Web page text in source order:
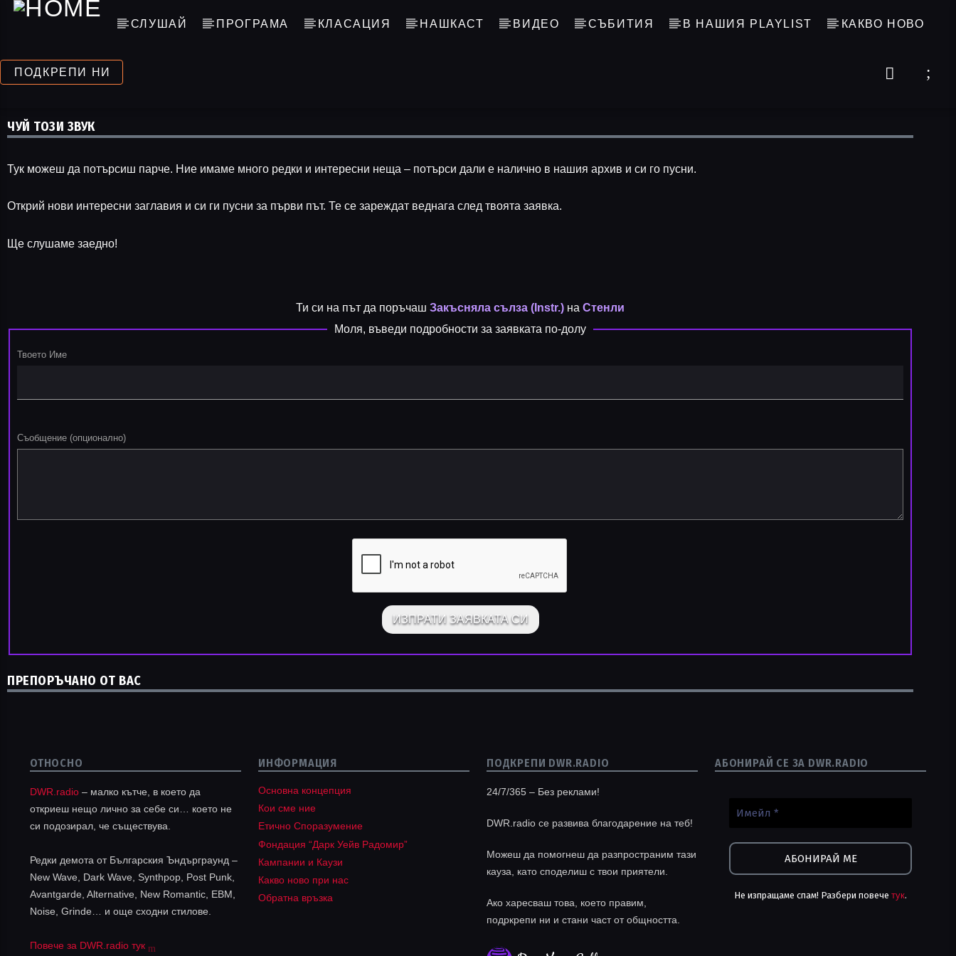
СЛУШАЙ ПРОГРАМА КЛАСАЦИЯ НАШКАСТ ВИДЕО СЪБИТИЯ В НАШИЯ PLAYLIST КАКВО НОВО
ПОДКРЕПИ НИ
ЧУЙ ТОЗИ ЗВУК
Тук можеш да потърсиш парче. Ние имаме много редки и интересни неща – потърси дали е налично в нашия архив и си го пусни.
Открий нови интересни заглавия и си ги пусни за първи път. Те се зареждат веднага след твоята заявка.
Ще слушаме заедно!
Ти си на път да поръчаш Закъсняла сълза (Instr.) на Стенли
Моля, въведи подробности за заявката по-долу
Твоето Име
Съобщение (опционално)
ПРЕПОРЪЧАНО ОТ ВАС
ОТНОСНО
DWR.radio – малко кътче, в което да
откриеш нещо лично за себе си… което не
си подозирал, че съществува.
Редки демота от Българския Ъндърграунд –
New Wave, Dark Wave, Synthpop, Post Punk,
Avantgarde, Alternative, New Romantic, EBM,
Noise, Grinde… и още сходни стилове.
Повече за DWR.radio тук
ИНФОРМАЦИЯ
Основна концепция
Кои сме ние
Етично Споразумение
Фондация “Дарк Уейв Радомир”
Кампании и Каузи
Какво ново при нас
Обратна връзка
ПОДКРЕПИ DWR.RADIO
24/7/365 – Без реклами!
DWR.radio се развива благодарение на теб!
Можеш да помогнеш да разпространим тази
кауза, като споделиш с твои приятели.
Ако харесваш това, което правим,
подркрепи ни и стани част от общността.
АБОНИРАЙ СЕ ЗА DWR.RADIO
Не изпращаме спам! Разбери повече тук.